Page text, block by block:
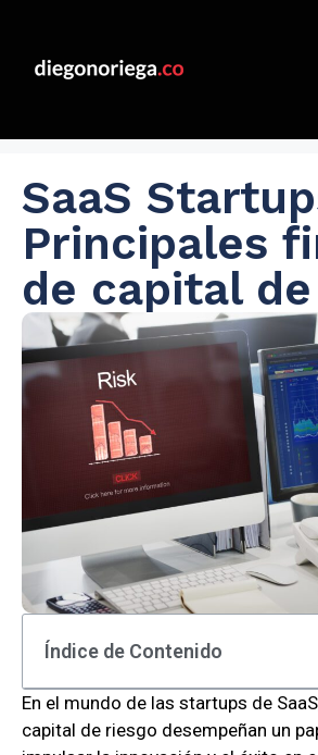
SaaS
Principales
de capital
Índice de Contenido
En el mundo de las startups de
capital de riesgo desempeñan un